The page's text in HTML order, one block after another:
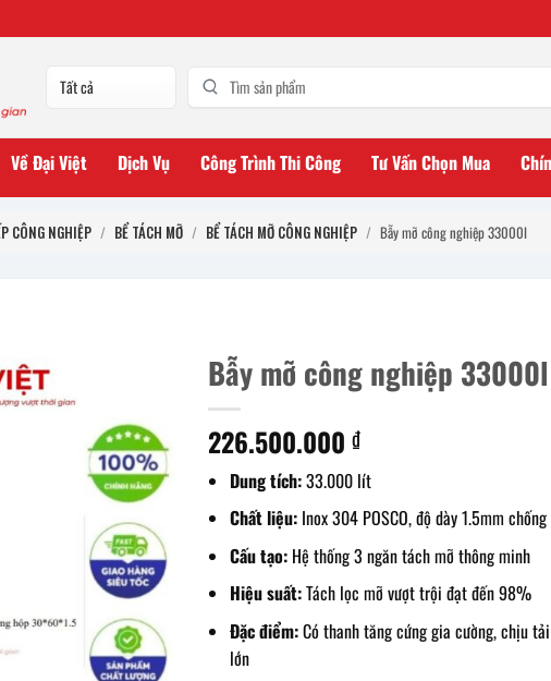
Về Đại Việt Dịch Vụ Công Trình Thi Công Tư Vấn Chọn Mua
CÔNG NGHIỆP / BỂ TÁCH MỠ / BỂ TÁCH MỠ CÔNG NGHIỆP / Bẫy mỡ công nghiệp 33000l
Bẫy mỡ công nghiệp 33000l
226.500.000 ₫
Dung tích:33.000 lít
Chất liệu: Inox 304 POSCO, độ dày 1.5mm
Cấu tạo: Hệ thống 3 ngăn tách mỡ thông minh
Hiệu suất:Tách lọc mỡ vượt trội đạt đến 98%
Đặc điểm:Có thanh tăng cứng gia cường, chịu
lớn